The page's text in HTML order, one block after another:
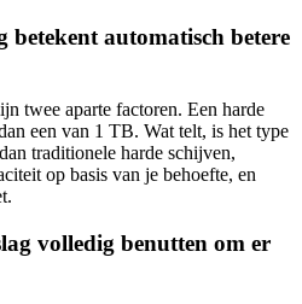
betekent automatisch betere
twee aparte factoren. Een harde
een van 1 TB. Wat telt, is het type
traditionele harde schijven,
op basis van je behoefte, en
volledig benutten om er